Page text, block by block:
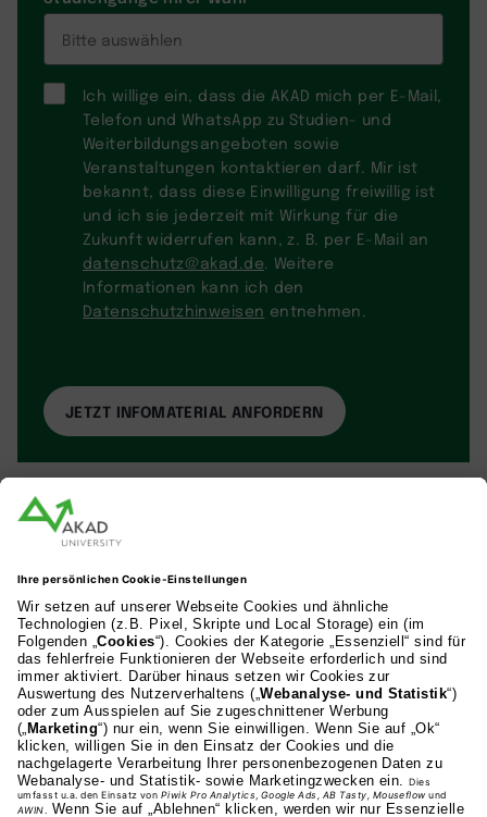
Ich willige ein, dass die AKAD mich per E-Mail,
Telefon und WhatsApp zu Studien- und
Weiterbildungsangeboten sowie
Veranstaltungen kontaktieren darf. Mir ist
bekannt, dass diese Einwilligung freiwillig ist
und ich sie jederzeit mit Wirkung für die
Zukunft widerrufen kann, z. B. per E-Mail an
datenschutz@akad.de . Weitere
Informationen kann ich den
Datenschutzhinweisen entnehmen.
AKAD Bildungsgesellschaft mbH
Heilbronner Strasse 86
70191 Stuttgart
0711 81495-400